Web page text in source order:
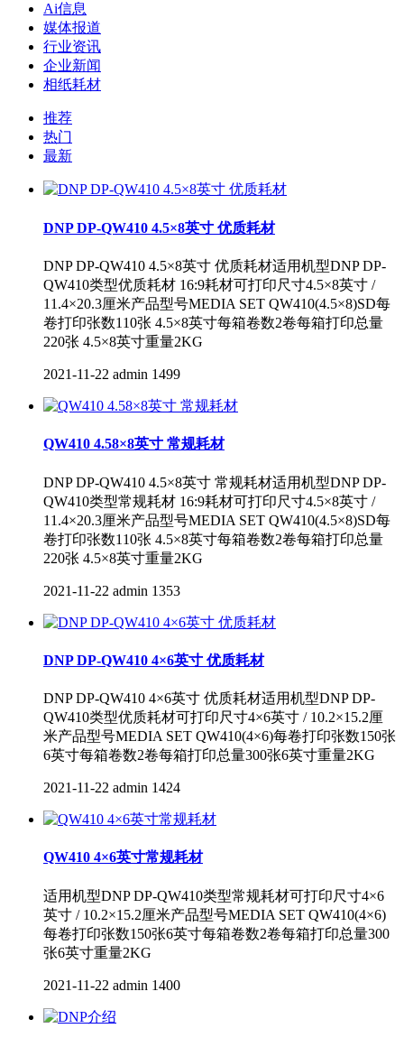
Ai信息
媒体报道
行业资讯
企业新闻
相纸耗材
推荐
热门
最新
DNP DP-QW410 4.5×8英寸 优质耗材
DNP DP-QW410 4.5×8英寸 优质耗材适用机型DNP DP-
QW410类型优质耗材 16:9耗材可打印尺寸4.5×8英寸 /
11.4×20.3厘米产品型号MEDIA SET QW410(4.5×8)SD每
卷打印张数110张 4.5×8英寸每箱卷数2卷每箱打印总量
220张 4.5×8英寸重量2KG
2021-11-22 admin 1499
QW410 4.58×8英寸 常规耗材
DNP DP-QW410 4.5×8英寸 常规耗材适用机型DNP DP-
QW410类型常规耗材 16:9耗材可打印尺寸4.5×8英寸 /
11.4×20.3厘米产品型号MEDIA SET QW410(4.5×8)SD每
卷打印张数110张 4.5×8英寸每箱卷数2卷每箱打印总量
220张 4.5×8英寸重量2KG
2021-11-22 admin 1353
DNP DP-QW410 4×6英寸 优质耗材
DNP DP-QW410 4×6英寸 优质耗材适用机型DNP DP-
QW410类型优质耗材可打印尺寸4×6英寸 / 10.2×15.2厘
米产品型号MEDIA SET QW410(4×6)每卷打印张数150张
6英寸每箱卷数2卷每箱打印总量300张6英寸重量2KG
2021-11-22 admin 1424
QW410 4×6英寸常规耗材
适用机型DNP DP-QW410类型常规耗材可打印尺寸4×6
英寸 / 10.2×15.2厘米产品型号MEDIA SET QW410(4×6)
每卷打印张数150张6英寸每箱卷数2卷每箱打印总量300
张6英寸重量2KG
2021-11-22 admin 1400